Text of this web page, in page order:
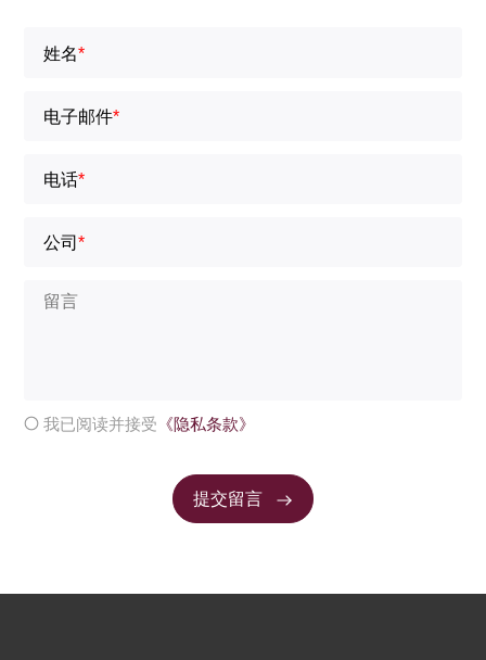
姓名*
电子邮件*
电话*
公司*
我已阅读并接受 《隐私条款》
提交留言